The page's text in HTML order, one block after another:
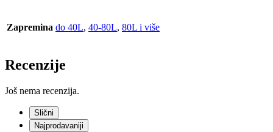
Zapremina do 40L, 40-80L, 80L i više
Recenzije
Još nema recenzija.
Slični
Najprodavaniji